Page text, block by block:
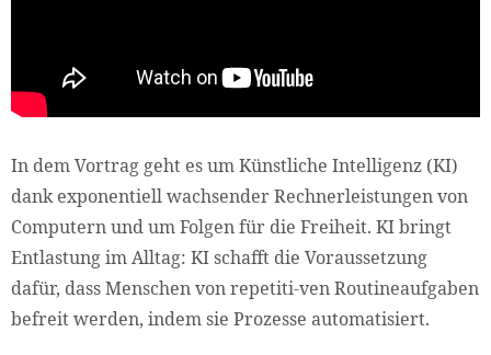
In dem Vortrag geht es um Künstliche Intelligenz (KI)
dank exponentiell wachsender Rechnerleistungen von
Computern und um Folgen für die Freiheit. KI bringt
Entlastung im Alltag: KI schafft die Voraussetzung
dafür, dass Menschen von repetiti-ven Routineaufgaben
befreit werden, indem sie Prozesse automatisiert.